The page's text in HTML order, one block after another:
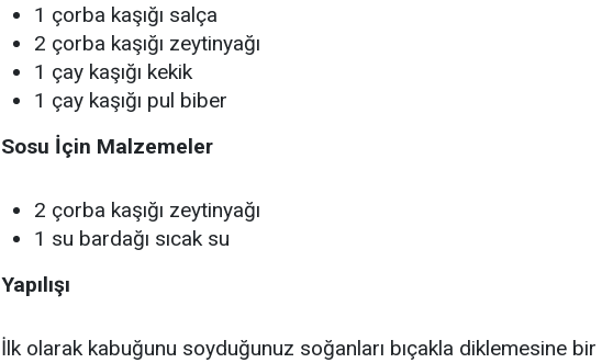
1 çorba kaşığı salça
2 çorba kaşığı zeytinyağı
1 çay kaşığı kekik
1 çay kaşığı pul biber
Sosu İçin Malzemeler
2 çorba kaşığı zeytinyağı
1 su bardağı sıcak su
Yapılışı
İlk olarak kabuğunu soyduğunuz soğanları bıçakla diklemesine bir